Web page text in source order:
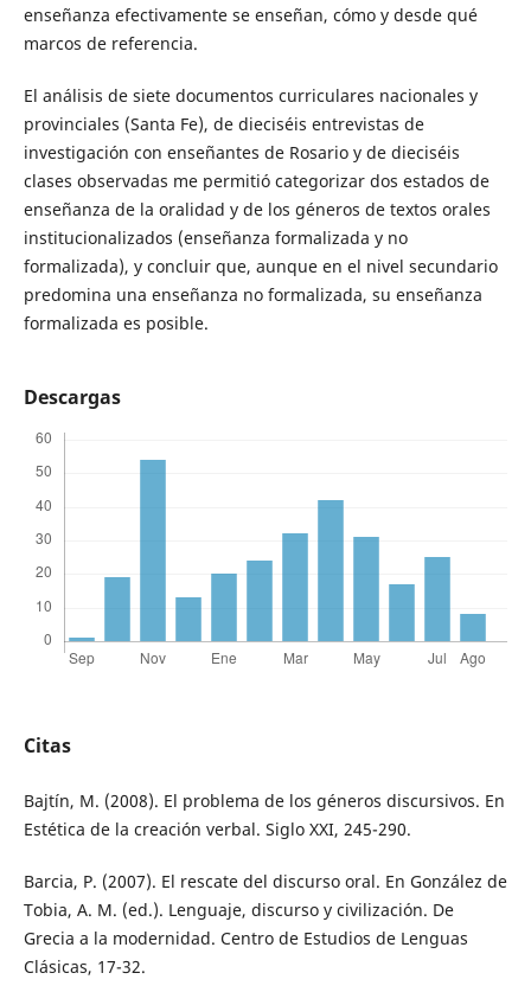
enseñanza efectivamente se enseñan, cómo y desde qué
marcos de referencia.
El análisis de siete documentos curriculares nacionales y
provinciales (Santa Fe), de dieciséis entrevistas de
investigación con enseñantes de Rosario y de dieciséis
clases observadas me permitió categorizar dos estados de
enseñanza de la oralidad y de los géneros de textos orales
institucionalizados (enseñanza formalizada y no
formalizada), y concluir que, aunque en el nivel secundario
predomina una enseñanza no formalizada, su enseñanza
formalizada es posible.
Descargas
Citas
Bajtín, M. (2008). El problema de los géneros discursivos. En
Estética de la creación verbal. Siglo XXI, 245-290.
Barcia, P. (2007). El rescate del discurso oral. En González de
Tobia, A. M. (ed.). Lenguaje, discurso y civilización. De
Grecia a la modernidad. Centro de Estudios de Lenguas
Clásicas, 17-32.